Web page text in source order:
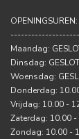
OPENINGSUREN:
Maandag:
Dinsdag:
Woensdag:
Donderdag:
Vrijdag: 10.00 -
Zaterdag: 10.00 -
Zondag: 10.00 -